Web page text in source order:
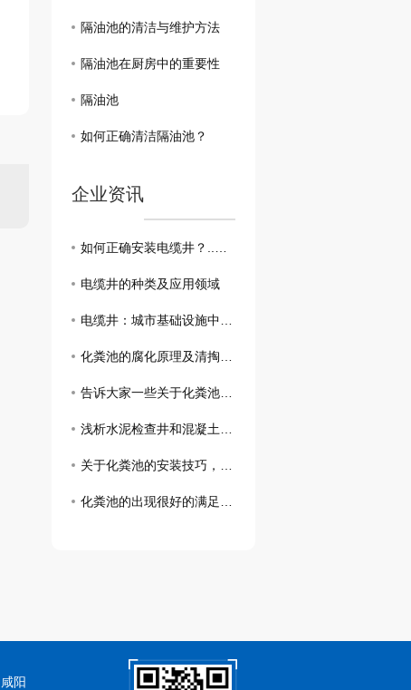
隔油池的清洁与维护方法
隔油池在厨房中的重要性
隔油池
如何正确清洁隔油池？
企业资讯
如何正确安装电缆井？..教你一步到位
电缆井的种类及应用领域
电缆井：城市基础设施中的重要组成部分
化粪池的腐化原理及清掏流程了解一下吧！
告诉大家一些关于化粪池的的相关知识和清理方法
浅析水泥检查井和混凝土检查井施工中需要注意的事项
关于化粪池的安装技巧，你可以通过这几点来了解
化粪池的出现很好的满足了我们的日常需求
咸阳